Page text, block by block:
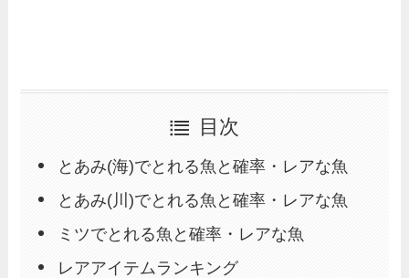
目次
とあみ(海)でとれる魚と確率・レアな魚
とあみ(川)でとれる魚と確率・レアな魚
ミツでとれる魚と確率・レアな魚
レアアイテムランキング